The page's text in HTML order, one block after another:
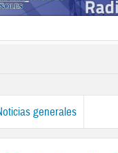
generales